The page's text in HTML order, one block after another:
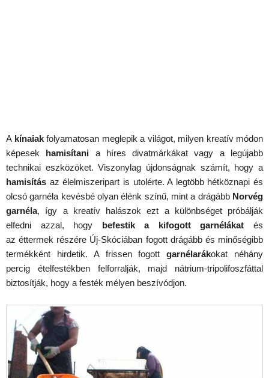
A kínaiakfolyamatosan meglepik a világot, milyen kreatív módon
képesek hamisítani a híres divatmárkákat vagy a legújabb
technikai eszközöket. Viszonylag újdonságnak számít, hogy a
hamisítás az élelmiszeripart is utolérte. A legtöbb hétköznapi és
olcsó garnéla kevésbé olyan élénk színű, mint a drágább Norvég
garnéla, így a kreatív halászok ezt a különbséget próbálják
elfedni azzal, hogy befestik a kifogott garnélákat és
azéttermek részére Új-Skóciában fogott drágább és minőségibb
termékként hirdetik. A frissen fogottgarnélarákokat néhány
percig ételfestékben felforralják, majd nátrium-tripolifoszfáttal
biztosítják, hogy a festék mélyen beszívódjon.